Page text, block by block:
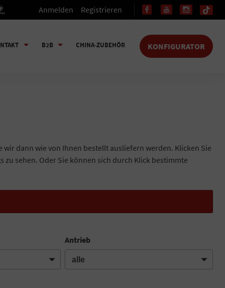
Anmelden Registrieren
B2B CHINA-ZUBEHÖR KONFIGURATOR
dann wie von Ihnen bestellt ausliefern werden. Klicken Sie
zu sehen. Oder Sie können sich durch Klick bestimmte
Antrieb